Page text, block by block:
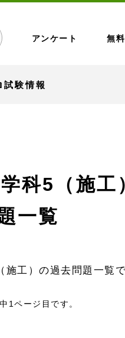
アンケート 無
試験情報
学科5（施工
一覧
工）の過去問題一覧で
1ページ目です。